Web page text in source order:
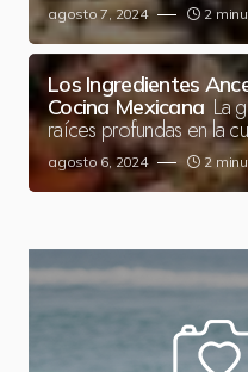
agosto 7, 2024 2
Los Ingredientes
Cocina Mexicana La
raíces profundas en la
agosto 6, 2024 2